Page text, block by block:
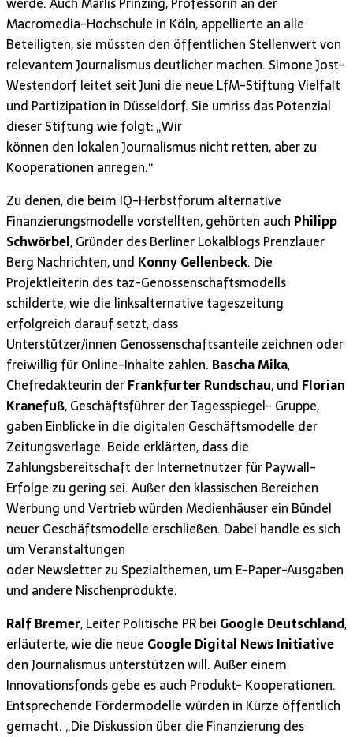
Macromedia-Hochschule in Köln, appellierte an alle
Beteiligten, sie müssten den öffentlichen Stellenwert von
relevantem Journalismus deutlicher machen. Simone Jost-
Westendorf leitet seit Juni die neue LfM-Stiftung Vielfalt
und Partizipation in Düsseldorf. Sie umriss das Potenzial
dieser Stiftung wie folgt: „Wir
können den lokalen Journalismus nicht retten, aber zu
Kooperationen anregen.“
Zu denen, die beim IQ-Herbstforum alternative
Finanzierungsmodelle vorstellten, gehörten auch Philipp
Schwörbel, Gründer des Berliner Lokalblogs Prenzlauer
Berg Nachrichten, und Konny Gellenbeck. Die
Projektleiterin des taz-Genossenschaftsmodells
schilderte, wie die linksalternative tageszeitung
erfolgreich darauf setzt, dass
Unterstützer/innen Genossenschaftsanteile zeichnen oder
freiwillig für Online-Inhalte zahlen. Bascha Mika,
Chefredakteurin derFrankfurter Rundschau, und Florian
Kranefuß, Geschäftsführer der Tagesspiegel- Gruppe,
gaben Einblicke in die digitalen Geschäftsmodelle der
Zeitungsverlage. Beide erklärten, dass die
Zahlungsbereitschaft der Internetnutzer für Paywall-
Erfolge zu gering sei. Außer den klassischen Bereichen
Werbung und Vertrieb würden Medienhäuser ein Bündel
neuer Geschäftsmodelle erschließen. Dabei handle es sich
um Veranstaltungen
oder Newsletter zu Spezialthemen, um E-Paper-Ausgaben
und andere Nischenprodukte.
Ralf Bremer, Leiter Politische PR bei Google Deutschland,
erläuterte, wie die neue Google Digital News Initiative
den Journalismus unterstützen will. Außer einem
Innovationsfonds gebe es auch Produkt- Kooperationen.
Entsprechende Fördermodelle würden in Kürze öffentlich
gemacht. „Die Diskussion über die Finanzierung des